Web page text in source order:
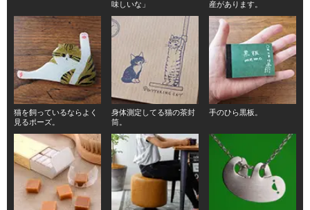
味しいな」 産があります。
猫を飼っているならよく
見るポーズ。
身体測定してる猫の茶封
筒。
手のひら黒板。